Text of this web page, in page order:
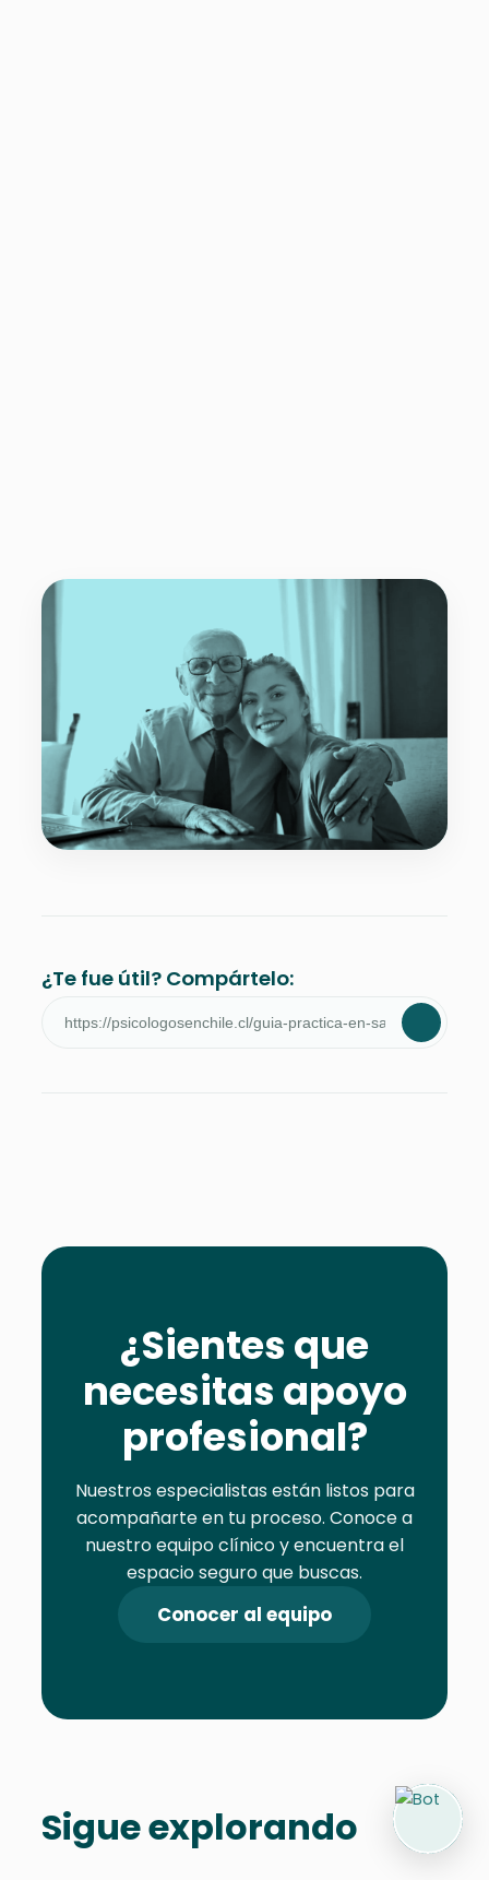
¿Te fue útil? Compártelo:
¿Sientes que
necesitas apoyo
profesional?
Nuestros especialistas están listos para
acompañarte en tu proceso. Conoce a
nuestro equipo clínico y encuentra el
espacio seguro que buscas.
Conocer al equipo
Sigue explorando